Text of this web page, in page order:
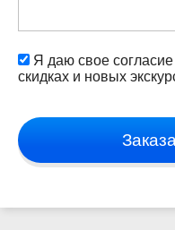
Я даю свое
скидках и новых